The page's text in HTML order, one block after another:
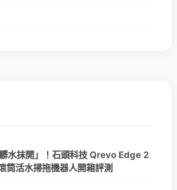
水抹開」！石頭科技 Qrevo Edge 2
筒活水掃拖機器人開箱評測